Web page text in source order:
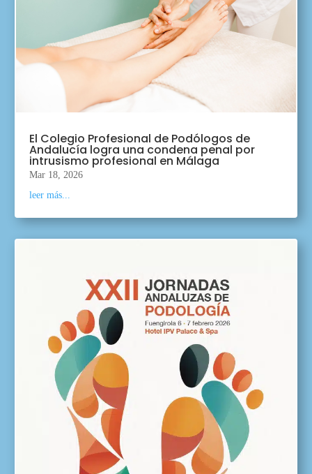
El Colegio Profesional de Podólogos de
Andalucía logra una condena penal por
intrusismo profesional en Málaga
Mar 18, 2026
leer más...